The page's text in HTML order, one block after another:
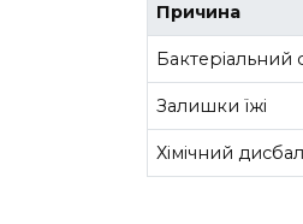
Причина
Бактеріальний
Залишки їжі
Хімічний